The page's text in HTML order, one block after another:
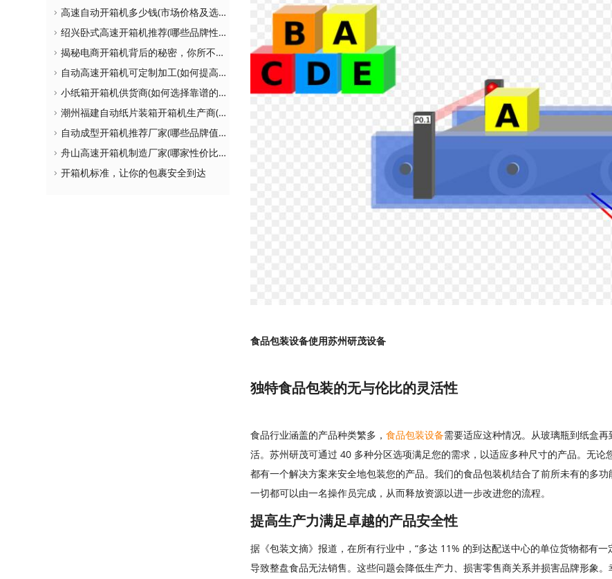
食品包装设备使用苏州研茂设备
独特食品包装的无与伦比的灵活性
食品行业涵盖的产品种类繁多，食品包装设备需要适应这种情况。从玻璃瓶到纸盒
活。苏州研茂可通过 40 多种分区选项满足您的需求，以适应多种尺寸的产品。无
都有一个解决方案来安全地包装您的产品。我们的食品包装机结合了前所未有的多
一切都可以由一名操作员完成，从而释放资源以进一步改进您的流程。
提高生产力满足卓越的产品安全性
据《包装文摘》报道，在所有行业中，“多达 11% 的到达配送中心的单位货物都有
导致整盘食品无法销售。这些问题会降低生产力、损害零售商关系并损害品牌形象
高速自动开箱机多少钱(市场价格及选购建议)
绍兴卧式高速开箱机推荐(哪些品牌性价比更高)
揭秘电商开箱机背后的秘密，你所不知道的真相！
自动高速开箱机可定制加工(如何提高生产效率)
小纸箱开箱机供货商(如何选择靠谱的供应商)
潮州福建自动纸片装箱开箱机生产商(如何选择更适合自己的设备)
自动成型开箱机推荐厂家(哪些品牌值得购买)
舟山高速开箱机制造厂家(哪家性价比更高)
开箱机标准，让你的包裹安全到达